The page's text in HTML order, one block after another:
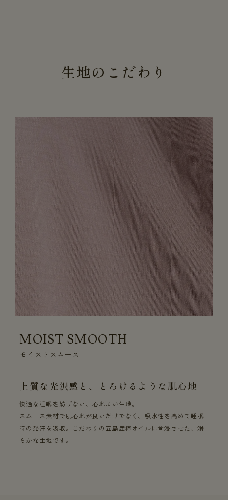
生地のこだわり
MOIST SMOOTH
モイストスムース
上質な光沢感と、とろけるような肌心地
快適な睡眠を妨げない、心地よい生地。
スムース素材で肌心地が良いだけでなく、吸水性を高めて睡眠
時の発汗を吸収。こだわりの五島産椿オイルに含浸させた、滑
らかな生地です。